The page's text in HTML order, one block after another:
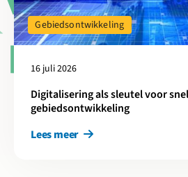
16 juli 2026
Digitalisering als sleutel voor
gebiedsontwikkeling
Gebiedsontwikkeling
Lees meer